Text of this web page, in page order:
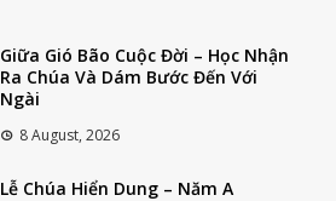
Giữa Gió Bão Cuộc Đời – Học Nhận
Ra Chúa Và Dám Bước Đến Với
Ngài
8 August, 2026
Lễ Chúa Hiển Dung – Năm A